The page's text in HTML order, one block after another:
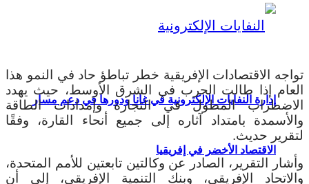
إدارة النفايات الإلكترونية في غانا ودورها في دعم مسار
الاقتصاد الأخضر في إفريقيا
تواجه الاقتصادات الإفريقية خطر تباطؤ حاد في النمو هذا
العام إذا طالت الحرب في الشرق الأوسط، حيث يهدد
الاضطراب المطول في التجارة وإمدادات الطاقة
والأسمدة بامتداد آثاره إلى جميع أنحاء القارة، وفقًا
لتقرير حديث.
وأشار التقرير، الصادر عن وكالتين تابعتين للأمم المتحدة،
والاتحاد الإفريقي، وبنك التنمية الإفريقي، إلى أن